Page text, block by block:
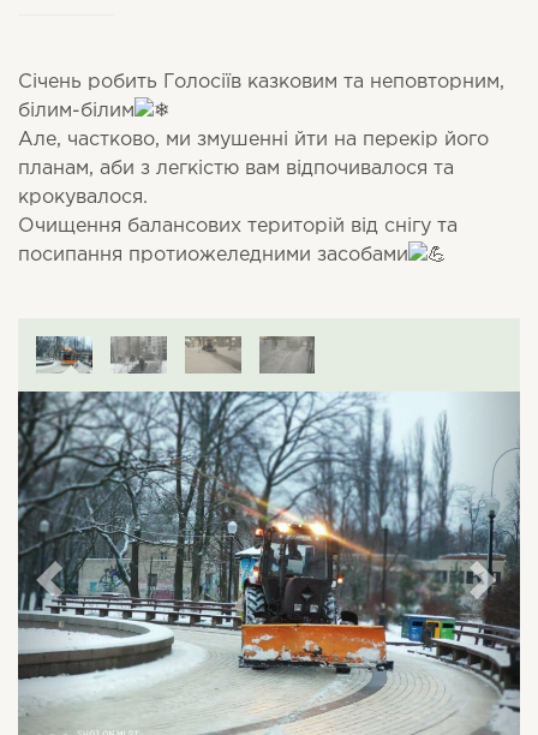
Січень робить Голосіїв казковим та неповторним,
білим-білим
Але, частково, ми змушенні йти на перекір його
планам, аби з легкістю вам відпочивалося та
крокувалося.
Очищення балансових територій від снігу та
посипання протиожеледними засобами